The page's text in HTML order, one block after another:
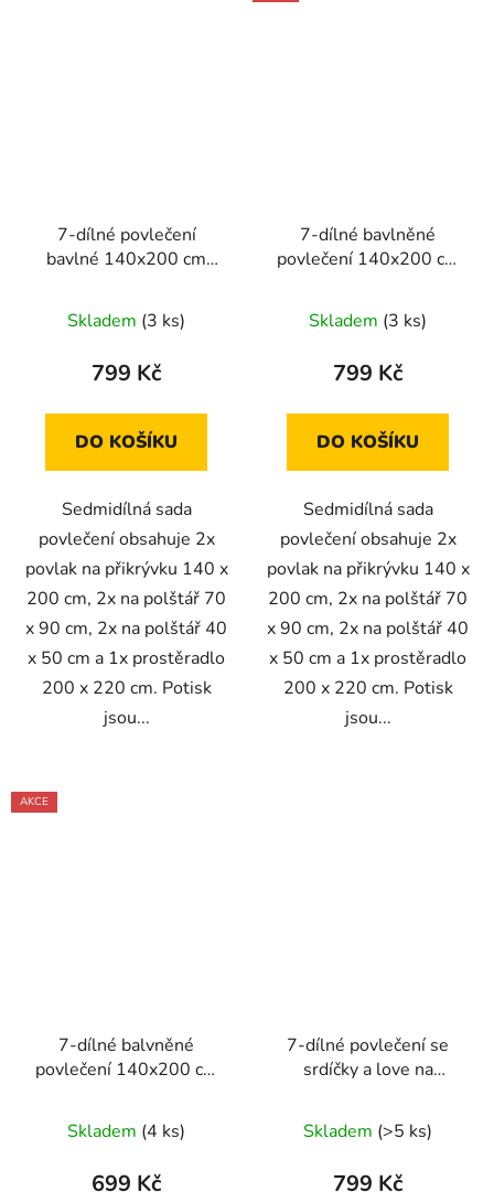
7-dílné povlečení
bavlné 140x200 cm
srdíčky
Skladem (3 ks)
799 Kč
DO KOŠÍKU
Sedmidílná sada
povlečení obsahuje 2x
povlak na přikrývku 140 x
200 cm, 2x na polštář 70
x 90 cm, 2x na polštář 40
x 50 cm a 1x prostěradlo
200 x 220 cm. Potisk
jsou...
7-dílné bavlněné
povlečení 140x200 cm
Skladem (3 ks)
799 Kč
DO KOŠÍKU
Sedmidílná sada
povlečení obsahuje 2x
povlak na přikrývku 140 x
200 cm, 2x na polštář 70
x 90 cm, 2x na polštář 40
x 50 cm a 1x prostěradlo
200 x 220 cm. Potisk
jsou...
AKCE
7-dílné balvněné
povlečení 140x200 cm
kvítky
Skladem (4 ks)
699 Kč
7-dílné povlečení se
srdíčky a love na
140x200 cm na dvě
postele
Skladem (>5 ks)
799 Kč